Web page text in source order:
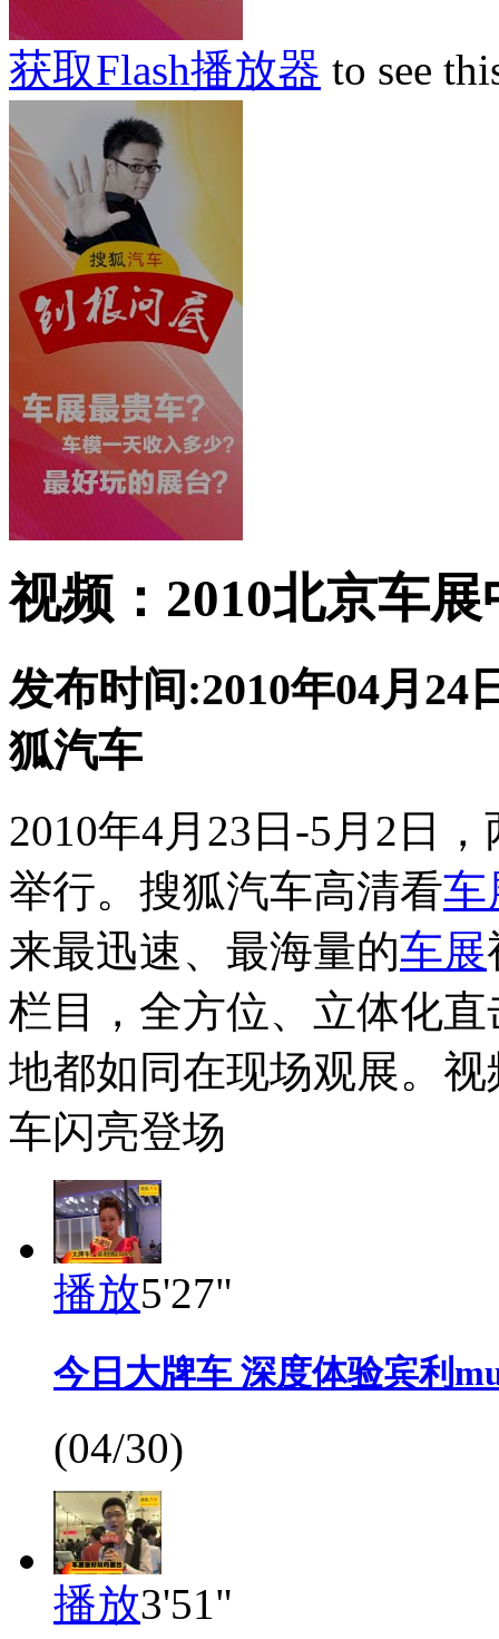
获取Flash播放器 to see
视频：2010北京车
发布时间:2010年04月24
狐汽车
2010年4月23日-5月2日
举行。搜狐汽车高清看车
来最迅速、最海量的车展
栏目，全方位、立体化直
地都如同在现场观展。视
车闪亮登场
播放5'27"
今日大牌车 深度体验宾利
(04/30)
播放3'51"